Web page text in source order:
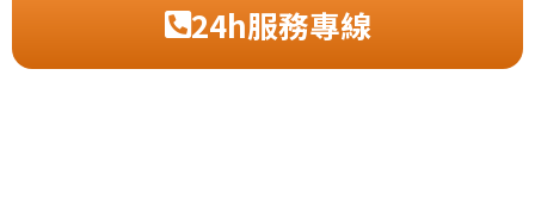
24h服務專線